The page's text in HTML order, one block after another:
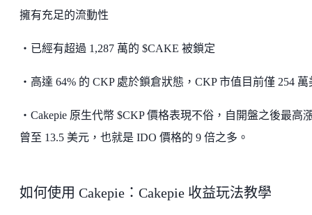
擁有充足的流動性
・已經有超過 1,287 萬的 $CAKE 被鎖定
・高達 64% 的 CKP 處於鎖倉狀態，CKP 市值目前僅 254 萬
・Cakepie 原生代幣 $CKP 價格表現不俗，自開盤之後最高
曾至 13.5 美元，也就是 IDO 價格的 9 倍之多。
如何使用 Cakepie：Cakepie 收益玩法教學